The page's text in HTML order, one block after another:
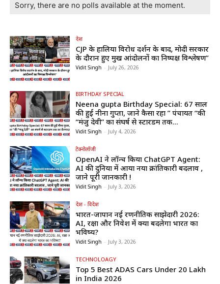
Sorry, there are no polls available at the moment.
देश
CJP के हालिया विरोध प्रदर्शन के बाद, मोदी सरकार
के दौरान हुए प्रमुख आंदोलनों का निष्पक्ष विश्लेषण”
Vidit Singh - July 26, 2026
BIRTHDAY SPECIAL
Neena gupta Birthday Special: 67 साल
की हुईं नीना गुप्ता, जाने कैसा रहा ” पंचायत “की
“मंजु देवी” का संघर्ष से स्टारडम तक...
Vidit Singh - July 4, 2026
टेक्नोलॉजी
OpenAI ने लॉन्च किया ChatGPT Agent:
AI की दुनिया में आया नया क्रांतिकारी बदलाव ,
जाने पूरी जानकारी !
Vidit Singh - July 3, 2026
देश - विदेश
भारत-जापान नई रणनीतिक साझेदारी 2026:
AI, रक्षा और निवेश में क्या बदलेगा भारत का
भविष्य?
Vidit Singh - July 3, 2026
TECHNOLOAGY
Top 5 Best ADAS Cars Under ₹20 Lakh
in India 2026